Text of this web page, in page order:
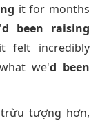
it for months
d been raising
felt incredibly
we'd been
tượng hơn,